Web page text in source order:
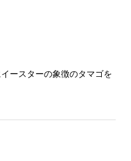
ースターの象徴のタマゴを